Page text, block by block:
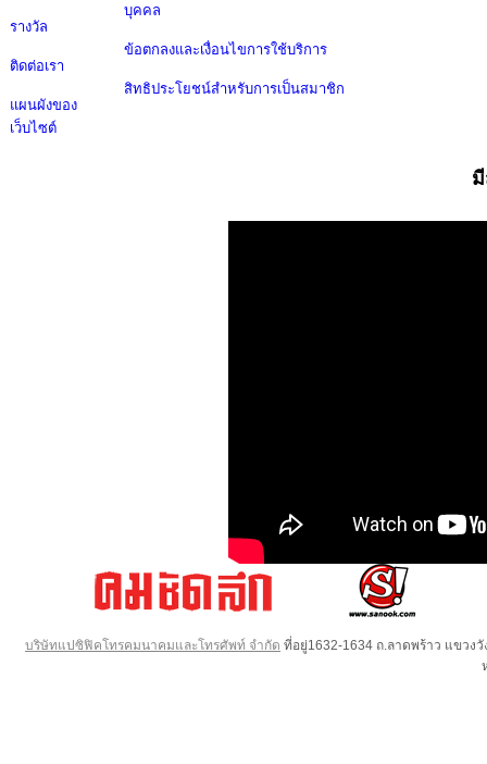
รางวัล
ติดต่อเรา
แผนผังของ
เว็บไซต์
บุคคล
ข้อตกลงและเงื่อนไขการใช้บริการ
สิทธิประโยชน์สำหรับการเป็นสมาชิก
บริษัทแปซิฟิคโทรคมนาคมและโทรศัพท์ จำกัด ที่อยู่1632-1634 ถ.ลาดพร้าว แขวง